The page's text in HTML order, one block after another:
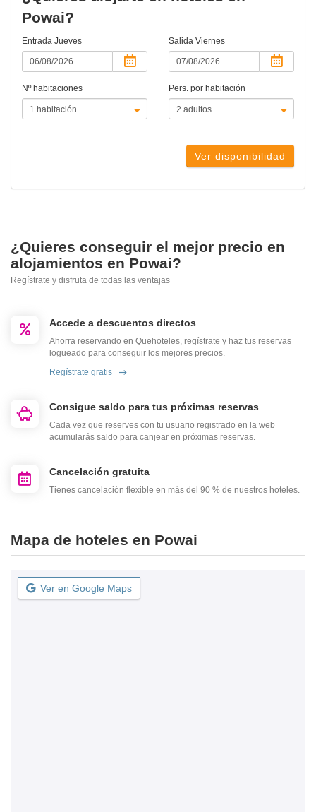
Powai?
Entrada Jueves Salida Viernes
Nº habitaciones Pers. por habitación
Ver disponibilidad
¿Quieres conseguir el mejor precio en
alojamientos en Powai?
Regístrate y disfruta de todas las ventajas
Accede a descuentos directos
Ahorra reservando en Quehoteles, regístrate y haz tus reservas
logueado para conseguir los mejores precios.
Regístrate gratis
Consigue saldo para tus próximas reservas
Cada vez que reserves con tu usuario registrado en la web
acumularás saldo para canjear en próximas reservas.
Cancelación gratuita
Tienes cancelación flexible en más del 90 % de nuestros hoteles.
Mapa de hoteles en Powai
Ver en Google Maps